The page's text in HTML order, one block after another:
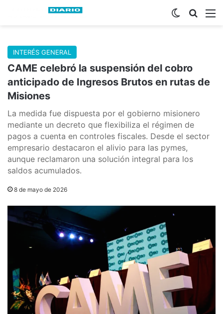
Buscar
Switch skin
INTERÉS GENERAL
CAME celebró la suspensión del cobro
anticipado de Ingresos Brutos en rutas de
Misiones
La medida fue dispuesta por el gobierno misionero
mediante un decreto que flexibiliza el régimen de
pagos a cuenta en controles fiscales. Desde el sector
empresario destacaron el alivio para las pymes,
aunque reclamaron una solución integral para los
saldos acumulados.
8 de mayo de 2026